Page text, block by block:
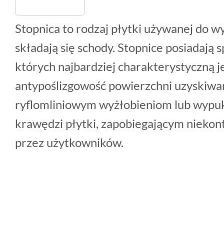
Stopnica to rodzaj płytki używanej do
składają się schody. Stopnice posiadają
których najbardziej charakterystyczną
antypoślizgowość powierzchni
ryflomliniowym wyżłobieniom lub
krawędzi płytki, zapobiegającym
przez użytkowników.